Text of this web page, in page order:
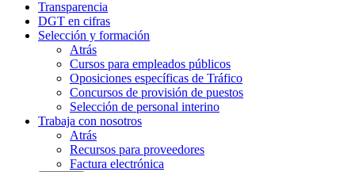
Transparencia
DGT en cifras
Selección y formación
Atrás
Cursos para empleados públicos
Oposiciones específicas de Tráfico
Concursos de provisión de puestos
Selección de personal interino
Trabaja con nosotros
Atrás
Recursos para proveedores
Factura electrónica